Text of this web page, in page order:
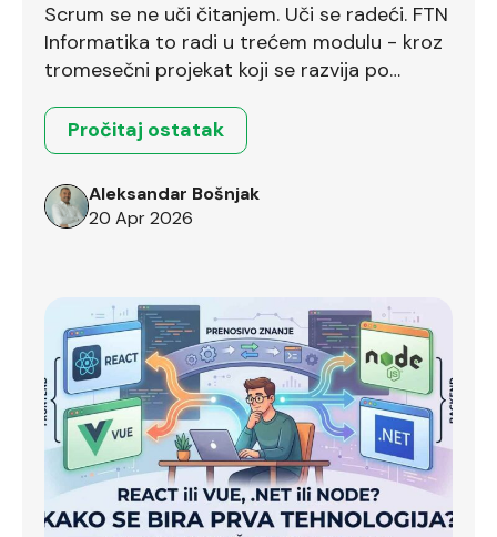
Scrum se ne uči čitanjem. Uči se radeći. FTN
Informatika to radi u trećem modulu - kroz
tromesečni projekat koji se razvija po
Pročitaj ostatak
Aleksandar Bošnjak
20 Apr 2026